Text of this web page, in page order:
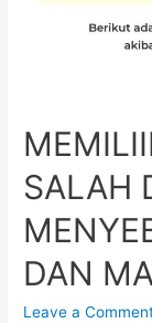
SALAH
DAN
Leave a